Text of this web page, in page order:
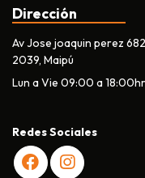
Dirección
Av Jose joaquin perez
2039, Maipú
Lun a Vie 09:00 a
Redes Sociales